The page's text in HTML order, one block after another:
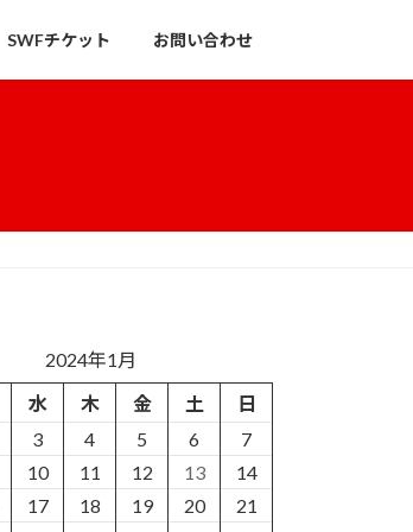
SWFチケット お問い合わせ
2024年1月
水 木 金 土
日
3 4 5 6
7
10 11 12 13
14
17 18 19 20
21